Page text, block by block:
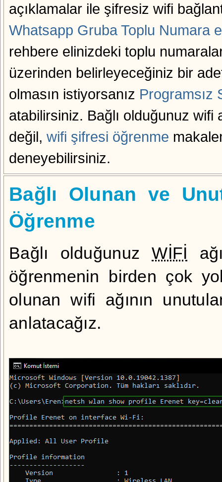
açıklamalar ile şifresiz wifi
Whatsapp Gruba Toplu Numara
rehbere elinizdeki toplu
üzerinden belirleyeceğiniz bir
olmasın istiyorsanız Programsız
atabilirsiniz. Bağlı olduğunuz wifi
değil, wifi şifresi öğrenme
deneyebilirsiniz.
Bağlı Olunan ve
Öğrenme
Bağlı olduğunuzWİFİ
öğrenmenin birden çok
olunan wifi ağının
anlatacağız.